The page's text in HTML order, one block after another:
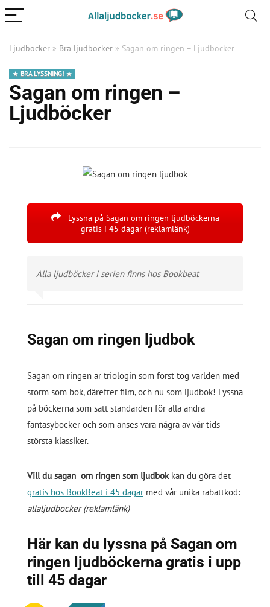
Ljudböcker » Bra ljudböcker » Sagan om ringen – Ljudböcker
BRA LYSSNING!
Sagan om ringen –
Ljudböcker
Lyssna på Sagan om ringen ljudböckerna
gratis i 45 dagar (reklamlänk)
Alla ljudböcker i serien finns hos Bookbeat
Sagan om ringen ljudbok
Sagan om ringen är triologin som först tog världen med
storm som bok, därefter film, och nu som ljudbok! Lyssna
på böckerna som satt standarden för alla andra
fantasyböcker och som anses vara några av vår tids
största klassiker.
Vill du sagan om ringen som ljudbok kan du göra det
gratis hos BookBeat i 45 dagar med vår unika rabattkod:
allaljudbocker (reklamlänk)
Här kan du lyssna på Sagan om
ringen ljudböckerna gratis i upp
till 45 dagar